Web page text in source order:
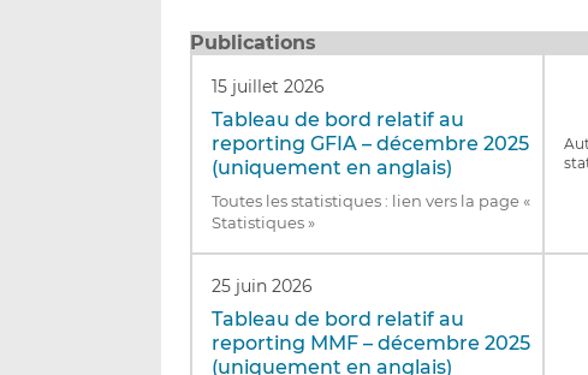
Publications
15 juillet 2026
Tableau de bord relatif au
reporting GFIA – décembre 2025
(uniquement en anglais)
Toutes les statistiques : lien vers la page «
Statistiques »
25 juin 2026
Tableau de bord relatif au
reporting MMF – décembre 2025
(uniquement en anglais)